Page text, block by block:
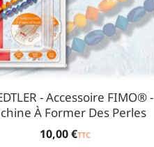
- Accessoire FIMO® -
À Former Des Perles
10,00 €TTC